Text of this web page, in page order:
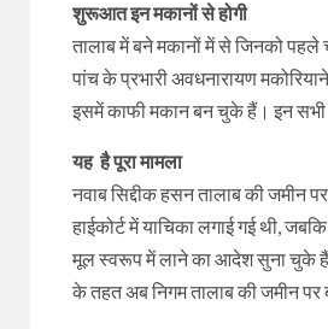
शुरूआत इन मकानों से होगी
तालाब में बने मकानों में से जिनको
पांच के प्रभारी अवधनारायण
इसमें काफी मकान बन चुके हैं। इन सभी
यह है पूरा मामला
नवाब सिद्दीक हसन तालाब की जमीन
हाईकोर्ट में याचिका लगाई गई थी,
मूल स्वरूप में लाने का आदेश सुना चुके
के तहत अब निगम तालाब की जमीन पर